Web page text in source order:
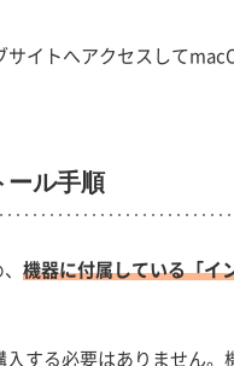
イトへアクセスして
ール手順
機器に付属している「イ
する必要はありません